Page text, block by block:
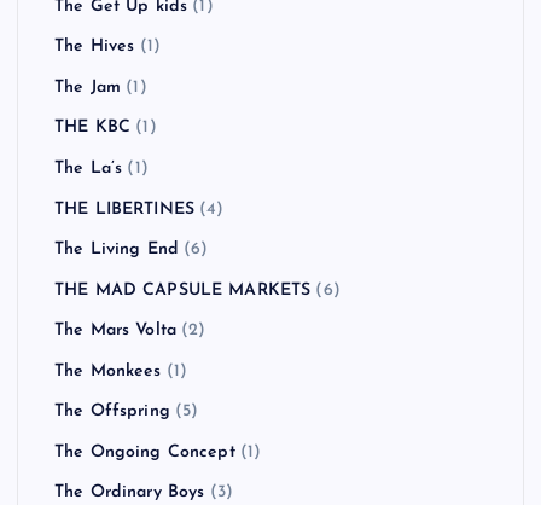
The Get Up kids (1)
The Hives (1)
The Jam (1)
THE KBC (1)
The La’s (1)
THE LIBERTINES (4)
The Living End (6)
THE MAD CAPSULE MARKETS (6)
The Mars Volta (2)
The Monkees (1)
The Offspring (5)
The Ongoing Concept(1)
The Ordinary Boys (3)